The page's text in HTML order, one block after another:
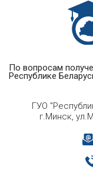
По вопросам
Республике
ГУО
г.Минск,